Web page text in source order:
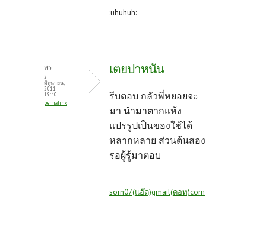
:uhuhuh:
สร
2
มิถุนายน,
2011 -
19:40
permalink
เตยปาหนัน
รีบตอบ กลัวพี่หยอยจะ
มา นำมาตากแห้ง
แปรรูปเป็นของใช้ได้
หลากหลาย ส่วนต้นสอง
รอผู้รู้มาตอบ
sorn07(แอ๊ด)gmail(ดอท)com